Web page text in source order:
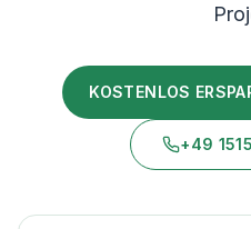
KOSTENLOS
+49